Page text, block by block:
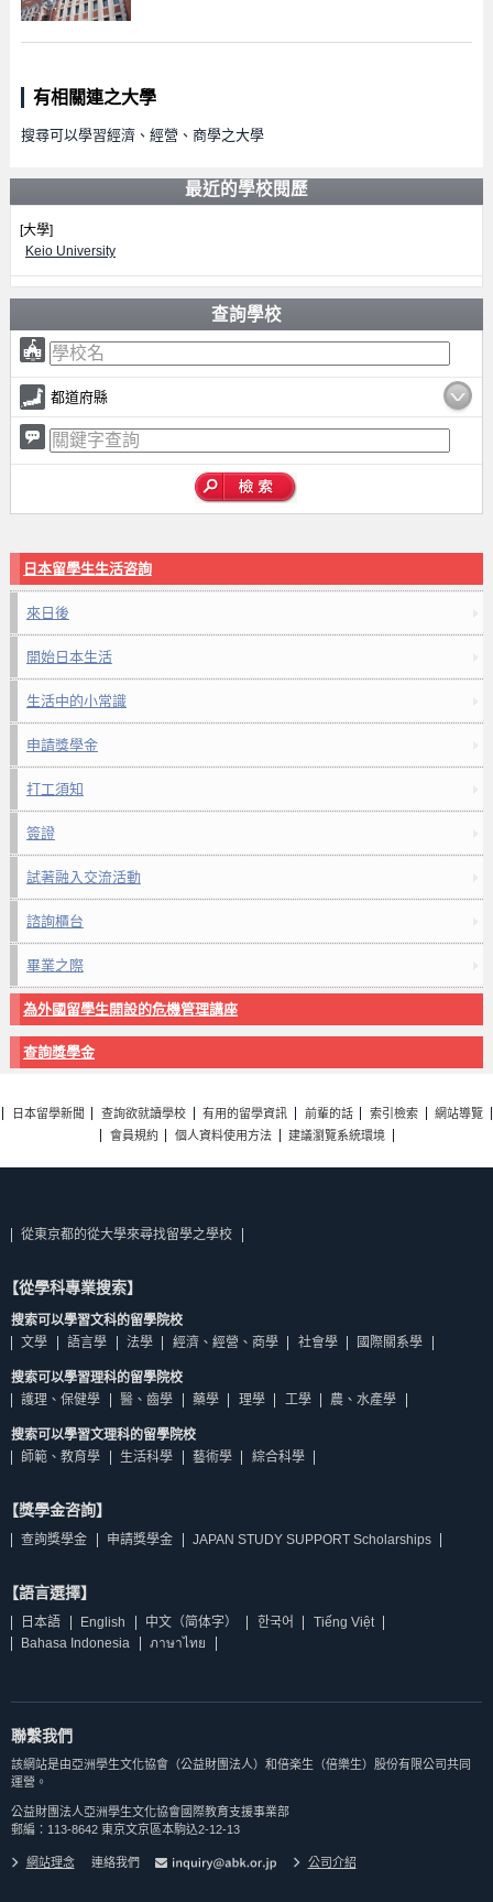
有相關連之大學
搜尋可以學習經濟、經營、商學之大學
最近的學校閱歷
[大學]
Keio University
查詢學校
都道府縣
日本留學生生活咨詢
來日後
開始日本生活
生活中的小常識
申請獎學金
打工須知
簽證
試著融入交流活動
諮詢櫃台
畢業之際
為外國留學生開設的危機管理講座
查詢獎學金
日本留學新聞 查詢欲就讀學校 有用的留學資訊 前輩的話 索引檢索
網站導覽
會員規約
個人資料使用方法 建議瀏覽系統環境
從東京都的從大學來尋找留學之學校
【從學科專業搜索】
搜索可以學習文科的留學院校
文學
語言學 法學 經濟、經營、商學 社會學 國際關系學
搜索可以學習理科的留學院校
護理、保健學
醫、齒學 藥學 理學 工學 農、水產學
搜索可以學習文理科的留學院校
師範、教育學
生活科學 藝術學 綜合科學
【獎學金咨詢】
查詢獎學金 申請獎學金 JAPAN STUDY SUPPORT Scholarships
【語言選擇】
日本語 English 中文（简体字） 한국어
Tiếng Việt
Bahasa Indonesia
ภาษาไทย
聯繫我們
該網站是由亞洲學生文化協會（公益財團法人）和倍楽生（倍樂生）股份有限公司共同
運營。
公益財團法人亞洲學生文化協會國際教育支援事業部
郵編：113-8642 東京文京區本駒込2-12-13
網站理念 連絡我們 公司介紹